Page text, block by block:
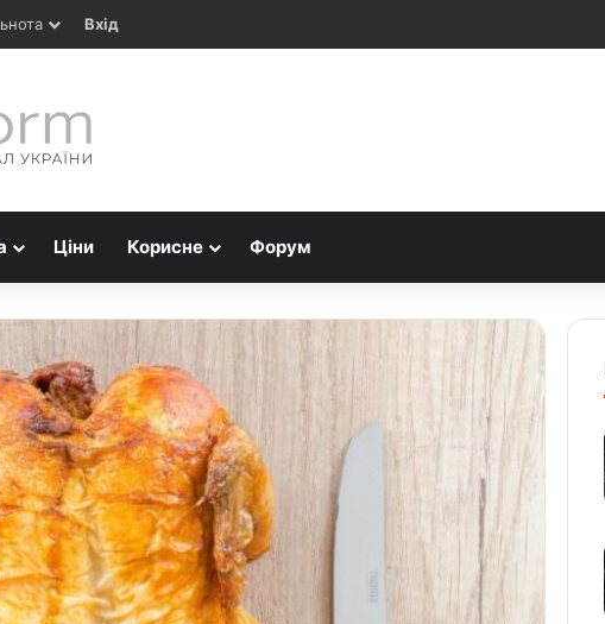
Вхід
Ціни Корисне Форум